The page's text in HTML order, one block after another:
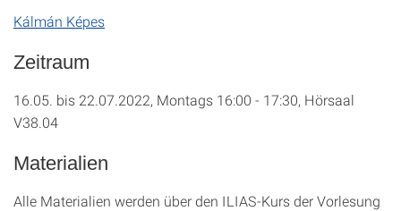
Kálmán Képes
Zeitraum
16.05. bis 22.07.2022, Montags 16:00 - 17:30, Hörsaal
V38.04
Materialien
Alle Materialien werden über den ILIAS-Kurs der Vorlesung